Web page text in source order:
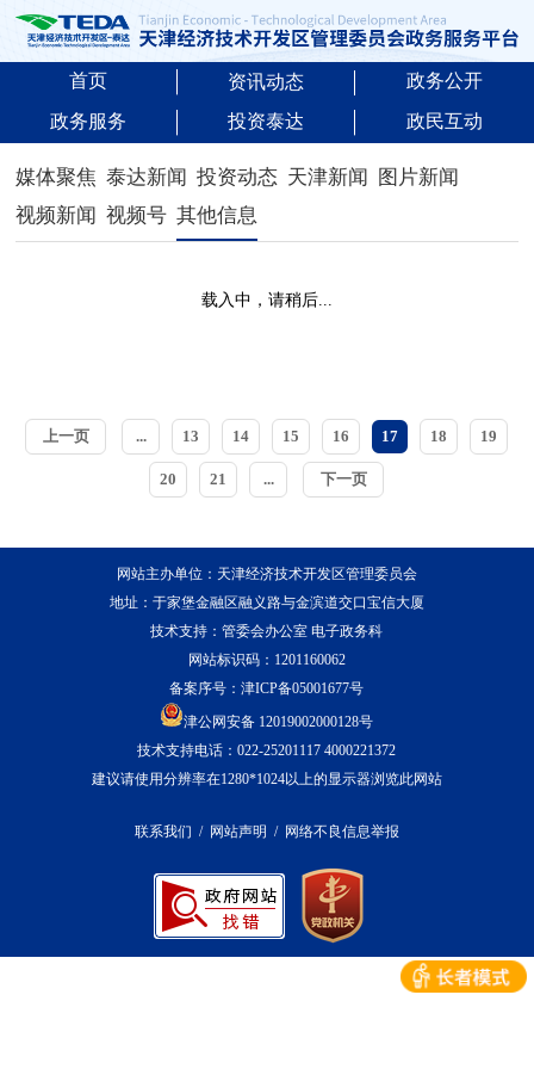
首页 资讯动态
政务公开
政务服务
投资泰达 政民互动
媒体聚焦 泰达新闻 投资动态 天津新闻
图片新闻
视频新闻
视频号 其他信息
载入中，请稍后...
上一页 ... 13 14 15 16 17 18 19
20 21 ... 下一页
网站主办单位：天津经济技术开发区管理委员会
地址：于家堡金融区融义路与金滨道交口宝信大厦
技术支持：管委会办公室 电子政务科
网站标识码：1201160062
备案序号：津ICP备05001677号
津公网安备 12019002000128号
技术支持电话：022-25201117 4000221372
建议请使用分辨率在1280*1024以上的显示器浏览此网站
联系我们 / 网站声明 / 网络不良信息举报